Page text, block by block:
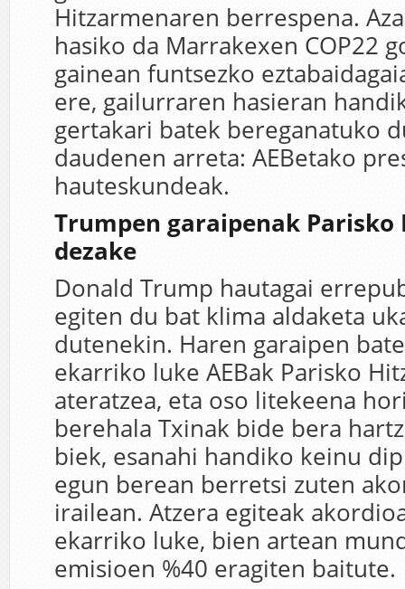
Hitzarmenaren berrespena.
hasiko da Marrakexen COP22
gainean funtsezko
ere, gailurraren hasieran
gertakari batek bereganatuko
daudenen arreta: AEBetako
hauteskundeak.
Trumpen garaipenak
dezake
Donald Trump hautagai
egiten du bat klima aldaketa
dutenekin. Haren garaipen
ekarriko luke AEBak Parisko
ateratzea, eta oso litekeena
berehala Txinak bide bera
biek, esanahi handiko keinu
egun berean berretsi zuten
irailean. Atzera egiteak
ekarriko luke, bien artean
emisioen %40 eragiten baitute.